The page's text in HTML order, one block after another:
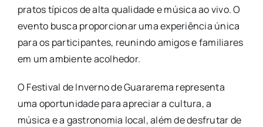
pratos típicos de alta qualidade e música ao vivo. O
evento busca proporcionar uma experiência única
para os participantes, reunindo amigos e familiares
em um ambiente acolhedor.
O Festival de Inverno de Guararema representa
uma oportunidade para apreciar a cultura, a
música e a gastronomia local, além de desfrutar de